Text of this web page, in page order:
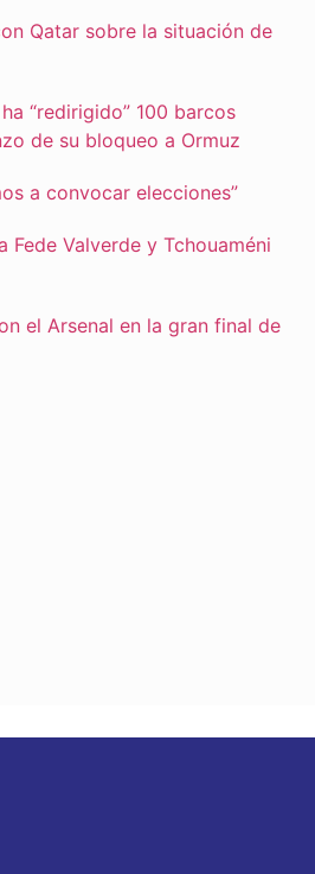
Qatar sobre la situación de
“redirigido” 100 barcos
de su bloqueo a Ormuz
a convocar elecciones”
Fede Valverde y Tchouaméni
el Arsenal en la gran final de